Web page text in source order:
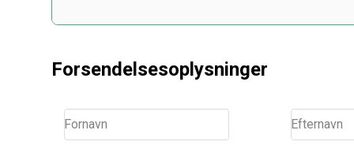
Forsendelsesoplysninger
Fornavn Efternavn